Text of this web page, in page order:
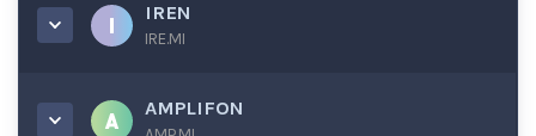
IREN
IRE.MI
AMPLIFON